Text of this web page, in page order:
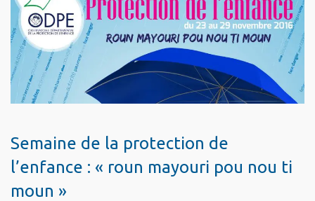
Semaine de la protection de
l’enfance : « roun mayouri pou nou ti
moun »